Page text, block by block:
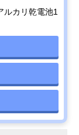
ルカリ乾電池1